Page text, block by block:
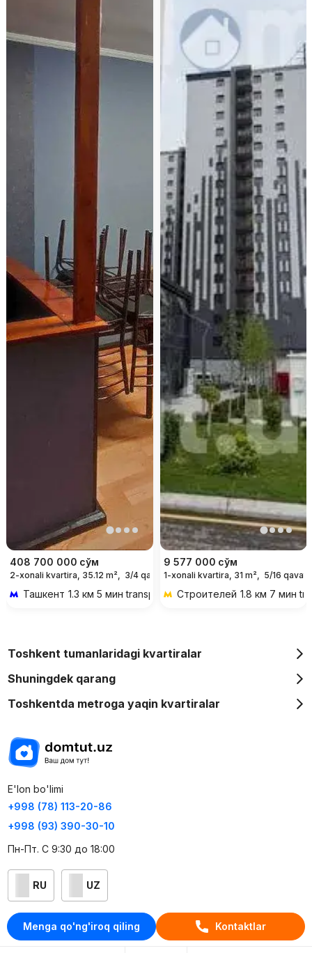
Menga qo'ng'iroq qiling Kontaktlar
408 700 000 сўм
2-xonali kvartira, 35.12 m², 3/4 qavat
Ташкент 1.3 км 5 мин transportda
9 577 000 сўм
1-xonali kvartira, 31 m², 5/16 qavat
Строителей 1.8 км 7 мин
Toshkent tumanlaridagi kvartiralar
Shuningdek qarang
Toshkentda metroga yaqin kvartiralar
E'lon bo'limi
+998 (78) 113-20-86
+998 (93) 390-30-10
Пн-Пт. С 9:30 до 18:00
RU UZ
Kontaktlar